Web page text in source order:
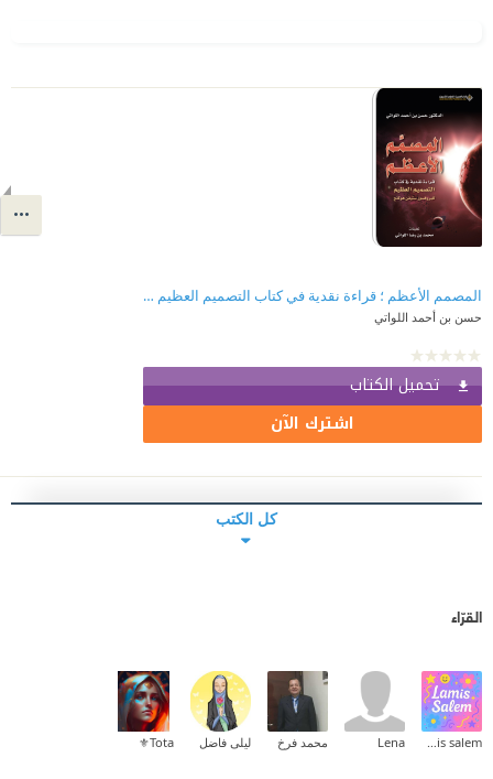
المصمم الأعظم ؛ قراءة نقدية في كتاب التصميم العظيم للبروفسور ستيفن هوكنج
حسن بن أحمد اللواتي
تحميل الكتاب
اشترك الآن
كل الكتب
القرّاء
Lena محمد فرخ ليلى فاضل Tota⚜️